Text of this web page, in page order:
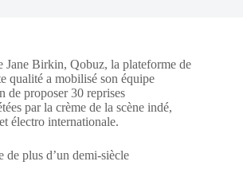
Jane Birkin, Qobuz, la plateforme de
qualité a mobilisé son équipe
de proposer 30 reprises
par la crème de la scène indé,
électro internationale.
de plus d’un demi-siècle